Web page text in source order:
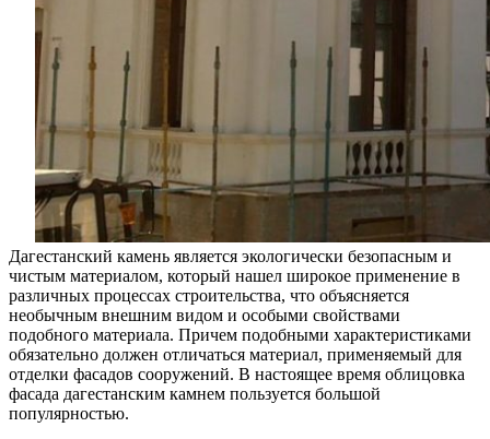
Дагестанский камень является экологически безопасным и
чистым материалом, который нашел широкое применение в
различных процессах строительства, что объясняется
необычным внешним видом и особыми свойствами
подобного материала. Причем подобными характеристиками
обязательно должен отличаться материал, применяемый для
отделки фасадов сооружений. В настоящее время облицовка
фасада дагестанским камнем пользуется большой
популярностью.